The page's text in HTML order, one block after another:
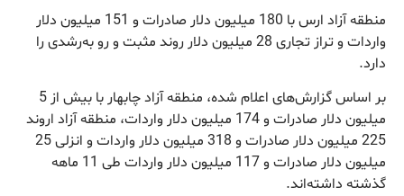
منطقه آزاد ارس با 180 میلیون دلار صادرات و 151 میلیون دلار
واردات و تراز تجاری 28 میلیون دلار روند مثبت و رو به‌رشدی را
دارد.
بر اساس گزارش‌های اعلام شده، منطقه آزاد چابهار با بیش از 5
میلیون دلار صادرات و 174 میلیون دلار واردات، منطقه آزاد اروند
225 میلیون دلار صادرات و 318 میلیون دلار واردات و انزلی 25
میلیون دلار صادرات و 117 میلیون دلار واردات طی 11 ماهه
گذشته داشته‌اند.